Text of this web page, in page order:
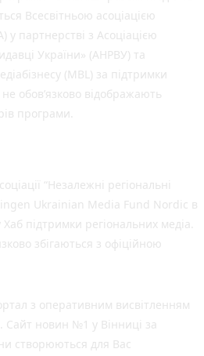
Всесвітньою асоціацією
у партнерстві з Асоціацією
України» (АНРВУ) та
(MBL) за підтримки
обов’язково відображають
програми.
“Незалежні регіональні
Ukrainian Media Fund Nordic в
Хаб підтримки регіональних медіа.
збігаються з офіційною
з оперативним висвітленням
Сайт новин №1 у Вінниці за
створюються для Вас